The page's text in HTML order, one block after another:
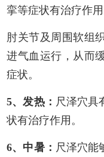
挛等症状有治疗作用
肘关节及周围软组
进气血运行，从而
症状。
5、发热： 尺泽穴具
状有治疗作用。
6、中暑： 尺泽穴能